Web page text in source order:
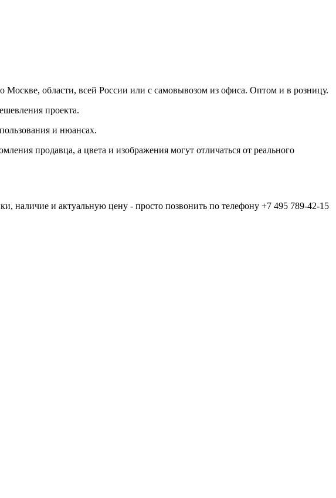
области, всей России или с самовывозом из офиса. Оптом и в розницу.
проекта.
и нюансах.
продавца, а цвета и изображения могут отличаться от реального
наличие и актуальную цену - просто позвонить по телефону +7 495 789-42-15